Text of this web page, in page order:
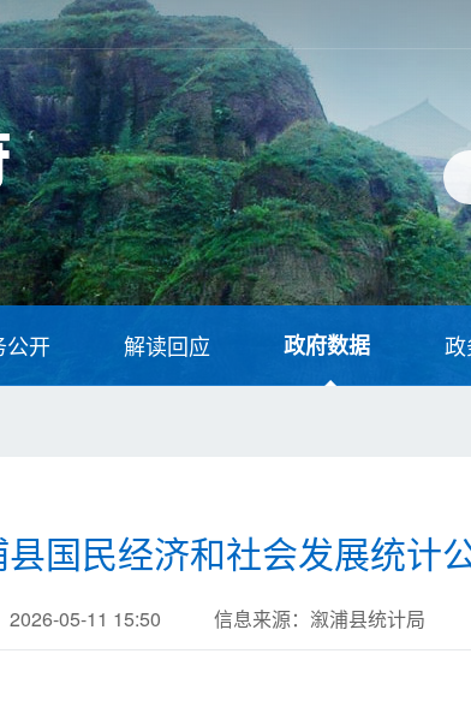
公开 解读回应 政府数据
国民经济和社会发展统计
2026-05-11 15:50 信息来源：溆浦县统计局